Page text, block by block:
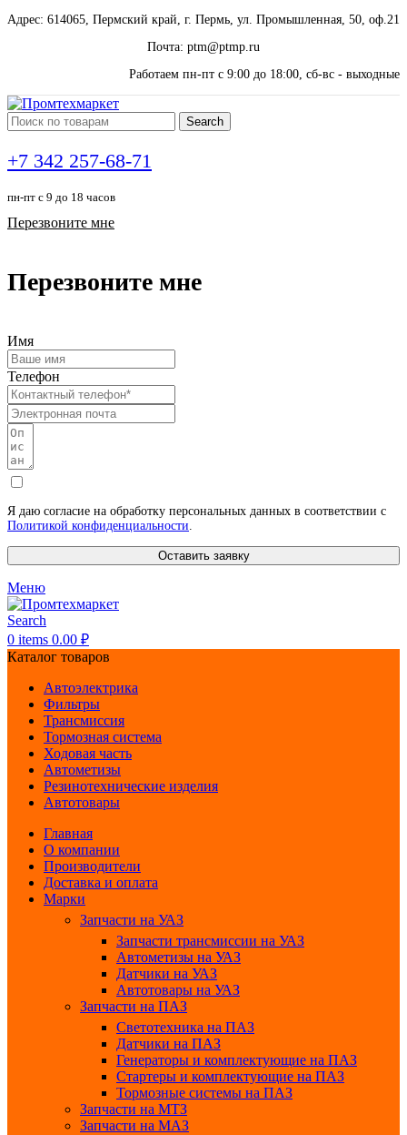
Адрес: 614065, Пермский край, г. Пермь, ул. Промышленная, 50, оф.21
Почта: ptm@ptmp.ru
Работаем пн-пт с 9:00 до 18:00, сб-вс - выходные
Search
+7 342 257-68-71
пн-пт с 9 до 18 часов
Перезвоните мне
Перезвоните мне
Имя
Телефон
Я даю согласие на обработку персональных данных в соответствии с
Политикой конфиденциальности.
Оставить заявку
Меню
Search
0 items 0.00 ₽
Каталог товаров
Автоэлектрика
Фильтры
Трансмиссия
Тормозная система
Ходовая часть
Автометизы
Резинотехнические изделия
Автотовары
Главная
О компании
Производители
Доставка и оплата
Марки
Запчасти на УАЗ
Запчасти трансмиссии на УАЗ
Автометизы на УАЗ
Датчики на УАЗ
Автотовары на УАЗ
Запчасти на ПАЗ
Светотехника на ПАЗ
Датчики на ПАЗ
Генераторы и комплектующие на ПАЗ
Стартеры и комплектующие на ПАЗ
Тормозные системы на ПАЗ
Запчасти на МТЗ
Запчасти на МАЗ